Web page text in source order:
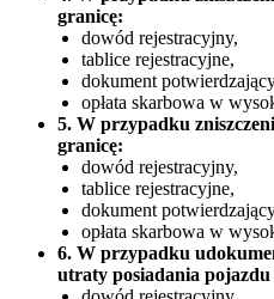
granicę:
dowód rejestracyjny,
tablice rejestracyjne,
dokument
opłata skarbowa w
5. W przypadku
granicę:
dowód rejestracyjny,
tablice rejestracyjne,
dokument
opłata skarbowa w
6. W przypadku
utraty posiadania pojazdu